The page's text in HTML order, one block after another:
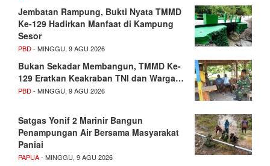
Jembatan Rampung, Bukti Nyata TMMD
Ke-129 Hadirkan Manfaat di Kampung
Sesor
PBD- MINGGU, 9 AGU 2026
Bukan Sekadar Membangun, TMMD Ke-
129 Eratkan Keakraban TNI dan Warga…
PBD- MINGGU, 9 AGU 2026
Satgas Yonif 2 Marinir Bangun
Penampungan Air Bersama Masyarakat
Paniai
PAPUA- MINGGU, 9 AGU 2026